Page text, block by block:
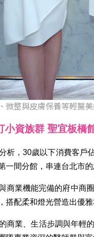
微整與皮膚保養等輕醫
小資族群 聖宜板橋
析，30歲以下消費客戶
一間分館，串連台北市
商業機能完備的府中商
搭配柔和燈光營造出優雅
商業、生活步調與年輕